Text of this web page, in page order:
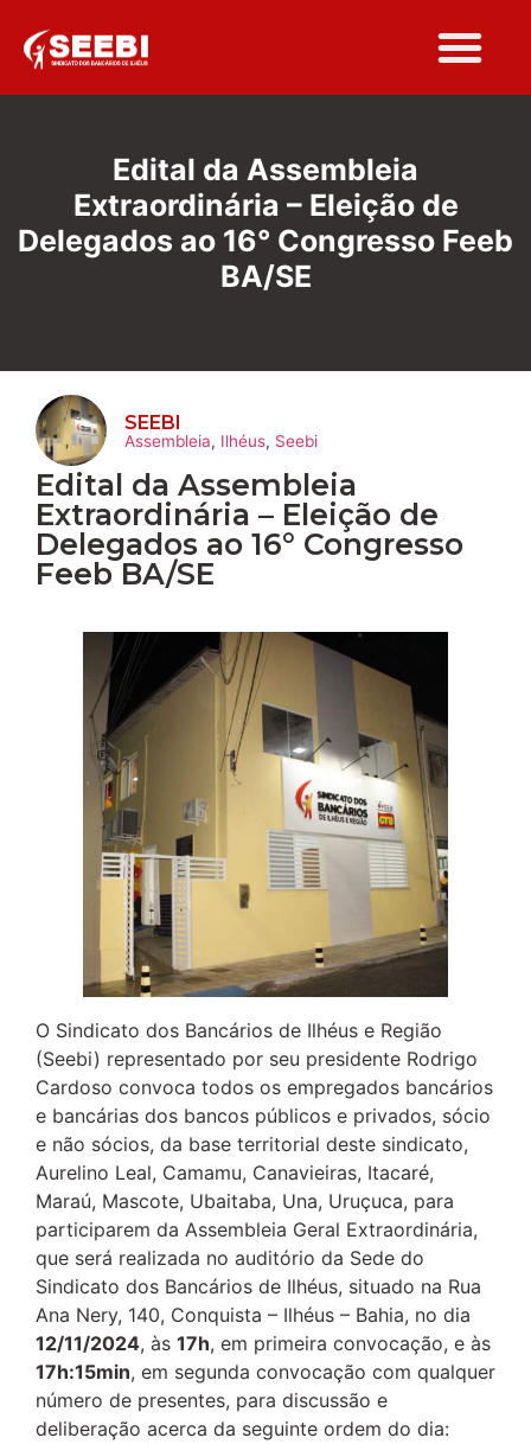
Edital da Assembleia
Extraordinária – Eleição de
Delegados ao 16° Congresso Feeb
BA/SE
SEEBI
Assembleia, Ilhéus, Seebi
Edital da Assembleia
Extraordinária – Eleição de
Delegados ao 16° Congresso
Feeb BA/SE
O Sindicato dos Bancários de Ilhéus e Região
(Seebi) representado por seu presidente Rodrigo
Cardoso convoca todos os empregados bancários
e bancárias dos bancos públicos e privados, sócio
e não sócios, da base territorial deste sindicato,
Aurelino Leal, Camamu, Canavieiras, Itacaré,
Maraú, Mascote, Ubaitaba, Una, Uruçuca, para
participarem da Assembleia Geral Extraordinária,
que será realizada no auditório da Sede do
Sindicato dos Bancários de Ilhéus, situado na Rua
Ana Nery, 140, Conquista – Ilhéus – Bahia, no dia
12/11/2024, às 17h, em primeira convocação, e às
17h:15min, em segunda convocação com qualquer
número de presentes, para discussão e
deliberação acerca da seguinte ordem do dia: